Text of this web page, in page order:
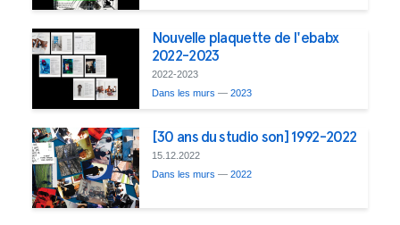
Nouvelle plaquette de l'ebabx
2022-2023
2022-2023
Dans les murs — 2023
[30 ans du studio son] 1992-2022
15.12.2022
Dans les murs — 2022